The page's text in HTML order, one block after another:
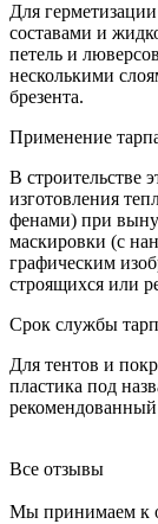
Для
составами и
петель и
несколькими
брезента.
Применение
В строительстве
изготовления
фенами) при
маскировки (с
графическим
строящихся или
Срок службы
Для тентов и
пластика под
рекомендованный
Все отзывы
Мы принимаем к